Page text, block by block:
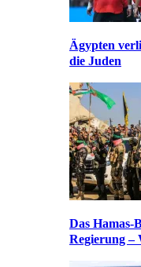
Ägypten
die Juden
Das
Regierung –